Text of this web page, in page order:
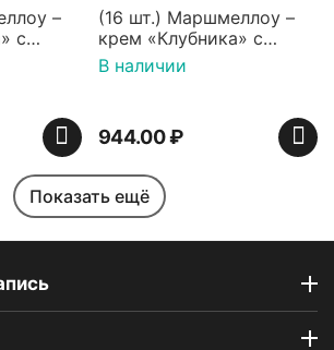
–
с
(16 шт.) Маршмеллоу –
крем «Клубника» с
палочками (ТМ
«Зефирный Лео»)
В наличии
944.00₽
Показать ещё